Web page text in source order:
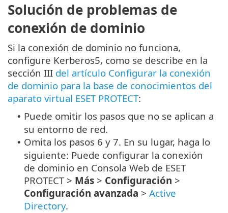
Solución de problemas de
conexión de dominio
Si la conexión de dominio no funciona,
configure Kerberos5, como se describe en la
sección III del artículo Configurar la conexión
de dominio para la base de conocimientos del
aparato virtual ESET PROTECT:
• Puede omitir los pasos que no se aplican a
su entorno de red.
• Omita los pasos 6 y 7. En su lugar, haga lo
siguiente: Puede configurar la conexión
de dominio en Consola Web de ESET
PROTECT > Más > Configuración >
Configuración avanzada > Active
Directory.